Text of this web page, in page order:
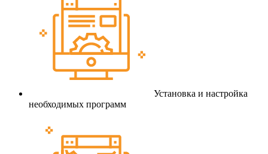
Установка и настройка
необходимых программ